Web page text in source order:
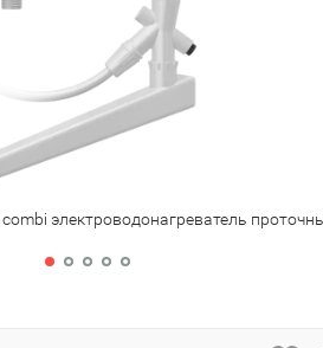
электроводонагреватель